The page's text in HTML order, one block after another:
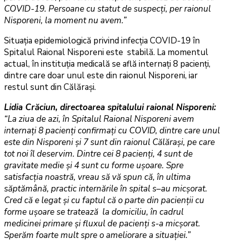
COVID-19. Persoane cu statut de suspecţi, per raionul
Nisporeni, la moment nu avem.”
Situaţia epidemiologică privind infecţia COVID-19 în
Spitalul Raional Nisporeni este stabilă. La momentul
actual, în instituţia medicală se află internaţi 8 pacienţi,
dintre care doar unul este din raionul Nisporeni, iar
restul sunt din Călăraşi.
Lidia Crăciun, directoarea spitalului raional Nisporeni:
“La ziua de azi, în Spitalul Raional Nisporeni avem
internaţi 8 pacienţi confirmaţi cu COVID, dintre care unul
este din Nisporeni şi 7 sunt din raionul Călăraşi, pe care
tot noi îl deservim. Dintre cei 8 pacienţi, 4 sunt de
gravitate medie şi 4 sunt cu forme uşoare. Spre
satisfacţia noastră, vreau să vă spun că, în ultima
săptămână, practic internările în spital s–au micşorat.
Cred că e legat şi cu faptul că o parte din pacienţii cu
forme uşoare se tratează la domiciliu, în cadrul
medicinei primare şi fluxul de pacienţi s-a micşorat.
Sperăm foarte mult spre o ameliorare a situaţiei.”